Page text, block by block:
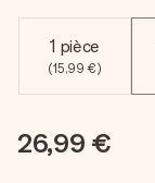
1 pièce
(15,99 €)
26,99 €